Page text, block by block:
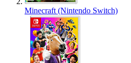
Minecraft (Nintendo Switch)